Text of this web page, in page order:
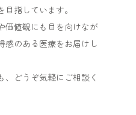
指しています。
価値観にも目を向けなが
感のある医療をお届けし
、どうぞ気軽にご相談く